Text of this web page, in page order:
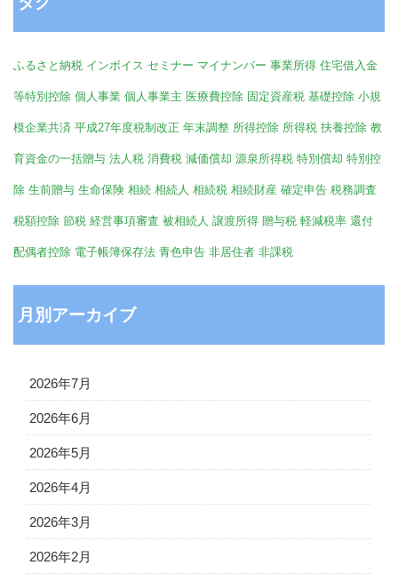
ふるさと納税 インボイス セミナー マイナンバー 事業所得 住宅借入金
等特別控除 個人事業 個人事業主 医療費控除 固定資産税 基礎控除 小規
模企業共済 平成27年度税制改正 年末調整 所得控除 所得税 扶養控除 教
育資金の一括贈与 法人税 消費税 減価償却 源泉所得税 特別償却 特別控
除 生前贈与 生命保険 相続 相続人 相続税 相続財産 確定申告 税務調査
税額控除 節税 経営事項審査 被相続人 譲渡所得 贈与税 軽減税率 還付
配偶者控除 電子帳簿保存法 青色申告 非居住者 非課税
月別アーカイブ
2026年7月
2026年6月
2026年5月
2026年4月
2026年3月
2026年2月